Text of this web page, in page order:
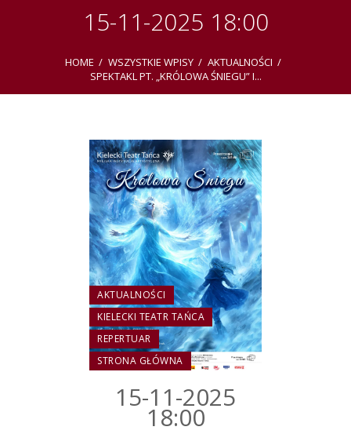
15-11-2025 18:00
HOME WSZYSTKIE WPISY
AKTUALNOŚCI
SPEKTAKL PT. „KRÓLOWA ŚNIEGU” I...
AKTUALNOŚCI
KIELECKI TEATR TAŃCA
REPERTUAR
STRONA GŁÓWNA
15-11-2025
18:00